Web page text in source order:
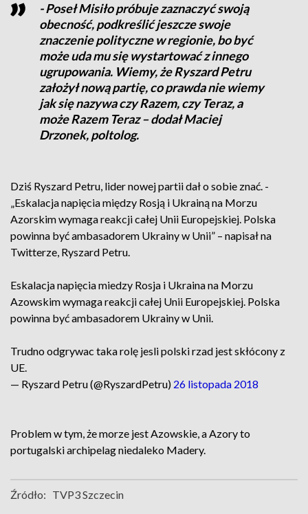
- Poseł Misiło próbuje zaznaczyć swoją
obecność, podkreślić jeszcze swoje
znaczenie polityczne w regionie, bo być
może uda mu się wystartować z innego
ugrupowania. Wiemy, że Ryszard Petru
założył nową partię, co prawda nie wiemy
jak się nazywa czy Razem, czy Teraz, a
może Razem Teraz – dodał Maciej
Drzonek, poltolog.
Dziś Ryszard Petru, lider nowej partii dał o sobie znać. -
„Eskalacja napięcia między Rosją i Ukrainą na Morzu
Azorskim wymaga reakcji całej Unii Europejskiej. Polska
powinna być ambasadorem Ukrainy w Unii” – napisał na
Twitterze, Ryszard Petru.
Eskalacja napięcia miedzy Rosja i Ukraina na Morzu
Azowskim wymaga reakcji całej Unii Europejskiej. Polska
powinna być ambasadorem Ukrainy w Unii.
Trudno odgrywac taka rolę jesli polski rzad jest skłócony z
UE.
— Ryszard Petru (@RyszardPetru) 26 listopada 2018
Problem w tym, że morze jest Azowskie, a Azory to
portugalski archipelag niedaleko Madery.
Źródło: TVP3 Szczecin